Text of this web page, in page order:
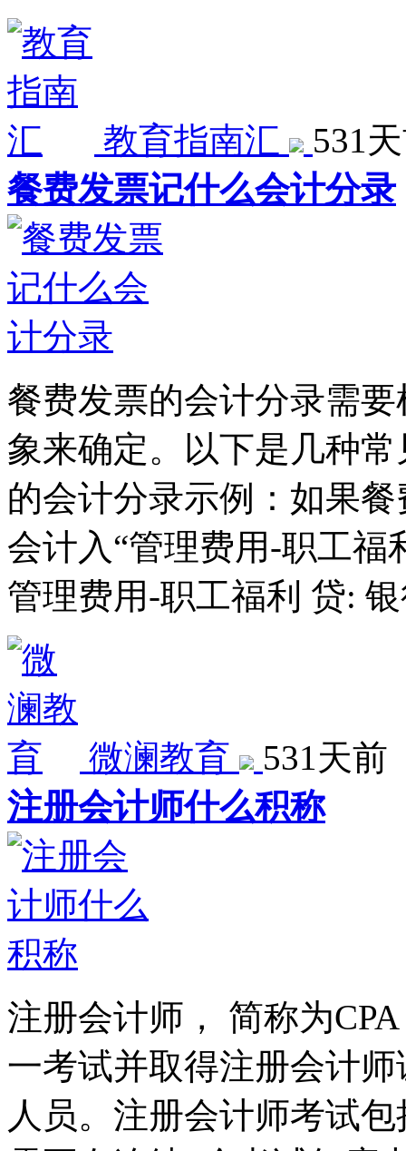
教育指南汇
531
餐费发票记什么会计分录
餐费发票的会计分录需
象来确定。以下是几种
的会计分录示例：如果
会计入“管理费用-职工福
管理费用-职工福利 贷:
微澜教育
531天前
注册会计师什么积称
注册会计师， 简称为
一考试并取得注册会计
人员。注册会计师考试